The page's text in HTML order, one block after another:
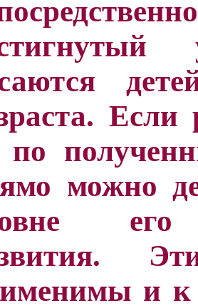
Если
по
можно
его
и к